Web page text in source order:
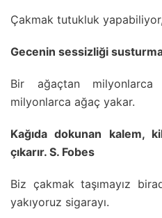
Çakmak tutukluk
‪Gecenin sessizliği
Bir ağaçtan
milyonlarca ağaç yakar.
Kağıda dokunan kalem,
çıkarır. S. Fobes
Biz çakmak taşımayız
yakıyoruz sigarayı.